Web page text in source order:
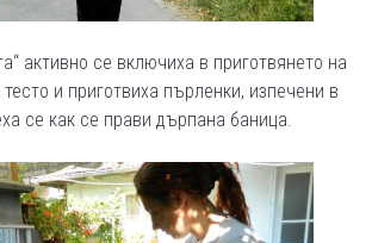
активно се включиха в приготвянето на
и приготвиха пърленки, изпечени в
се как се прави дърпана баница.